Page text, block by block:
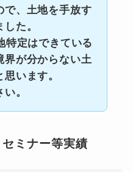
で、土地を手放す
た。
特定はできている
界が分からない土
います。
。
ミナー等実績